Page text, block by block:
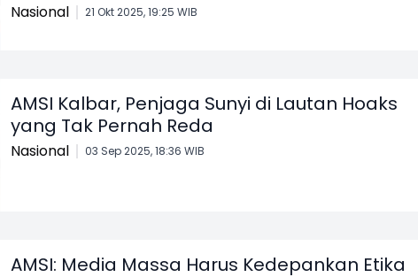
Nasional 21 Okt 2025, 19:25 WIB
AMSI Kalbar, Penjaga Sunyi di Lautan Hoaks
yang Tak Pernah Reda
Nasional 03 Sep 2025, 18:36 WIB
AMSI: Media Massa Harus Kedepankan Etika